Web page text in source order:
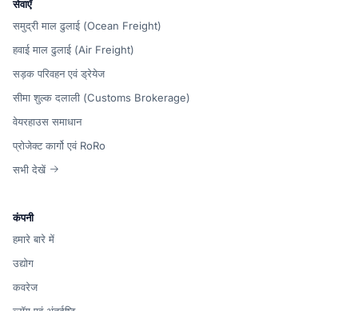
सेवाएँ
समुद्री माल ढुलाई (Ocean Freight)
हवाई माल ढुलाई (Air Freight)
सड़क परिवहन एवं ड्रेयेज
सीमा शुल्क दलाली (Customs Brokerage)
वेयरहाउस समाधान
प्रोजेक्ट कार्गो एवं RoRo
सभी देखें
कंपनी
हमारे बारे में
उद्योग
कवरेज